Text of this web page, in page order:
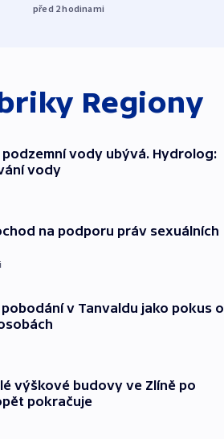
před 2hodinami
Regiony
podzemní vody ubývá. Hydrolog:
vody
na podporu práv sexuálních
v Tanvaldu jako pokus o
výškové budovy ve Zlíně po
pokračuje